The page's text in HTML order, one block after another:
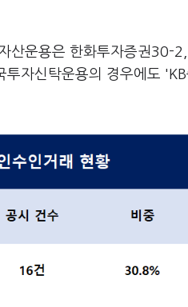
산운용은 한화투자증권30-
자신탁운용의 경우에도